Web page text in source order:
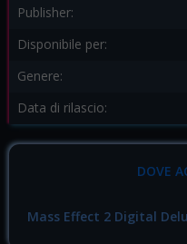
Publisher:
Disponibile per:
Genere:
Data di rilascio:
DOVE
Mass Effect 2 Digital